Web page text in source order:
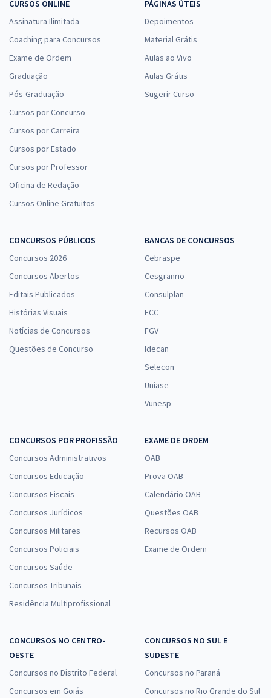
CURSOS ONLINE
Assinatura Ilimitada
Coaching para Concursos
Exame de Ordem
Graduação
Pós-Graduação
Cursos por Concurso
Cursos por Carreira
Cursos por Estado
Cursos por Professor
Oficina de Redação
Cursos Online Gratuitos
PÁGINAS ÚTEIS
Depoimentos
Material Grátis
Aulas ao Vivo
Aulas Grátis
Sugerir Curso
CONCURSOS PÚBLICOS
Concursos 2026
Concursos Abertos
Editais Publicados
Histórias Visuais
Notícias de Concursos
Questões de Concurso
BANCAS DE CONCURSOS
Cebraspe
Cesgranrio
Consulplan
FCC
FGV
Idecan
Selecon
Uniase
Vunesp
CONCURSOS POR PROFISSÃO
Concursos Administrativos
Concursos Educação
Concursos Fiscais
Concursos Jurídicos
Concursos Militares
Concursos Policiais
Concursos Saúde
Concursos Tribunais
Residência Multiprofissional
EXAME DE ORDEM
OAB
Prova OAB
Calendário OAB
Questões OAB
Recursos OAB
Exame de Ordem
CONCURSOS NO CENTRO-
OESTE
Concursos no Distrito Federal
Concursos em Goiás
CONCURSOS NO SUL E
SUDESTE
Concursos no Paraná
Concursos no Rio Grande do Sul